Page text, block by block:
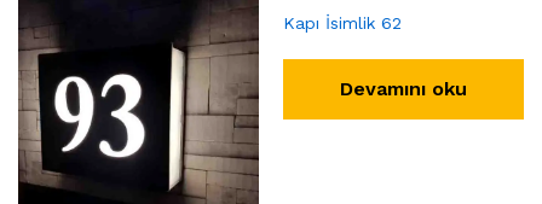
Kapı İsimlik 62
Devamını oku